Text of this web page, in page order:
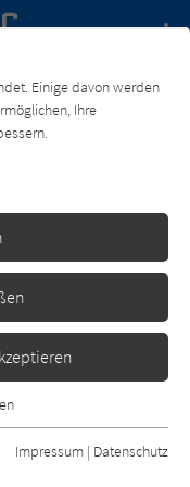
Newsletter
23:
Zorn
Einige davon werden
Ihre
Funktionen der
dass die Webseite
Impressum | Datenschutz